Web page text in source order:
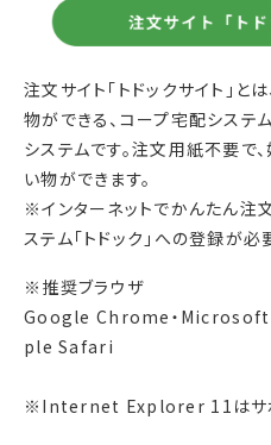
注文サイト「トドックサイト」
物ができる、コープ宅配システ
システムです。注文用紙不要で
い物ができます。
※インターネットでかんたん注
ステム「トドック」への登録が必
※推奨ブラウザ
Google Chrome・
ple Safari
※Internet Explorer 11はサポ